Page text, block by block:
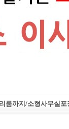
룸까지/소형사무실